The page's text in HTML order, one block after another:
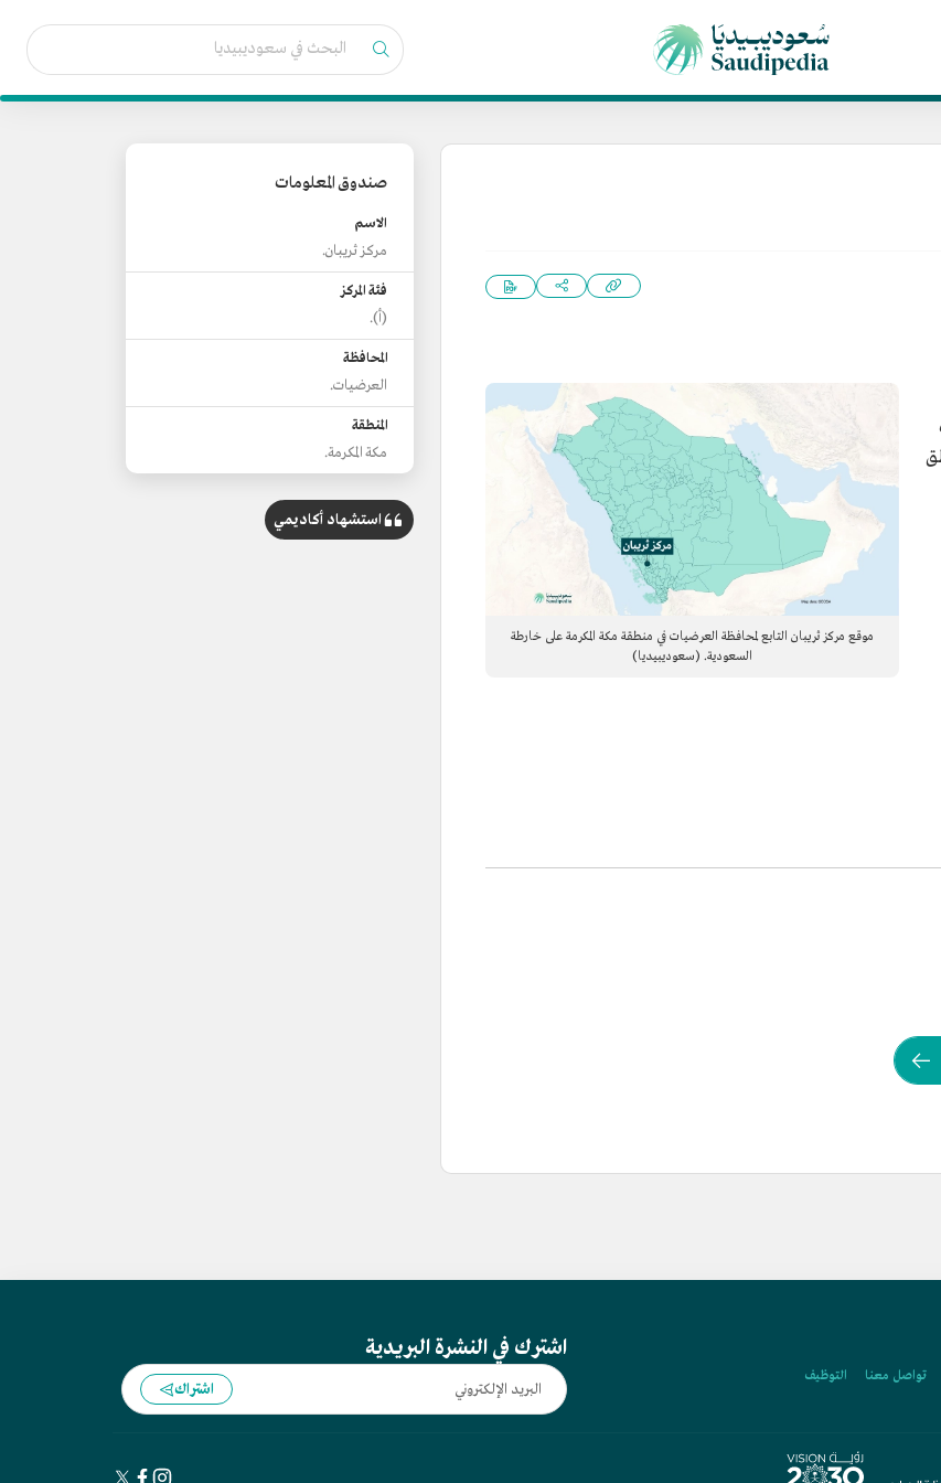
موقع مركز ثريبان التابع لمحافظة العرضيات في منطقة مكة المكرمة على خارطة
السعودية. (سعوديبيديا)
صندوق المعلومات
الاسم
مركز ثريبان.
فئة المركز
(أ).
المحافظة
العرضيات.
المنطقة
مكة المكرمة.
استشهاد أكاديمي
تواصل معنا التوظيف
اشترك في النشرة البريدية
اشتراك